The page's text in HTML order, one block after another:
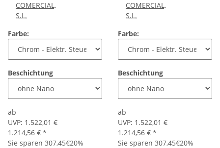
COMERCIAL,
S.L.
Farbe:
Beschichtung
ab
UVP: 1.522,01 €
1.214,56 € *
Sie sparen 307,45€20%
COMERCIAL,
S.L.
Farbe:
Beschichtung
ab
UVP: 1.522,01 €
1.214,56 € *
Sie sparen 307,45€20%